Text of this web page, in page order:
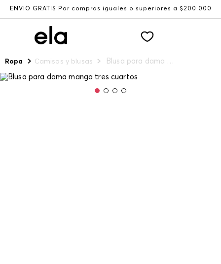
ENVÍO GRATIS Por compras iguales o superiores a $200.000
Ropa Camisas y blusas Blusa para dama manga tres cuartos